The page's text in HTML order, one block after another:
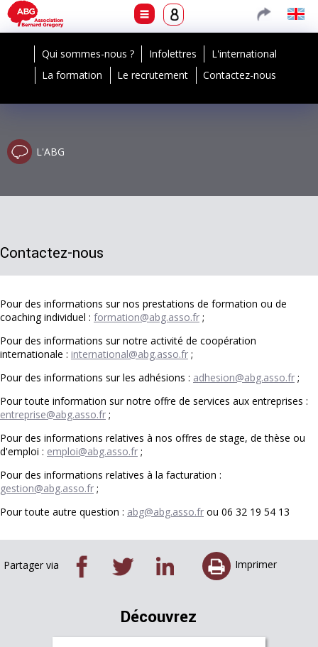
Qui sommes-nous ? Infolettres
L'international
La formation
Le recrutement Contactez-nous
L'ABG
Contactez-nous
Pour des informations sur nos prestations de formation ou de
coaching individuel : formation@abg.asso.fr ;
Pour des informations sur notre activité de coopération
internationale : international@abg.asso.fr ;
Pour des informations sur les adhésions : adhesion@abg.asso.fr ;
Pour toute information sur notre offre de services aux entreprises :
entreprise@abg.asso.fr ;
Pour des informations relatives à nos offres de stage, de thèse ou
d'emploi : emploi@abg.asso.fr ;
Pour des informations relatives à la facturation :
gestion@abg.asso.fr ;
Pour toute autre question : abg@abg.asso.fr ou 06 32 19 54 13
Partager via Imprimer
Découvrez